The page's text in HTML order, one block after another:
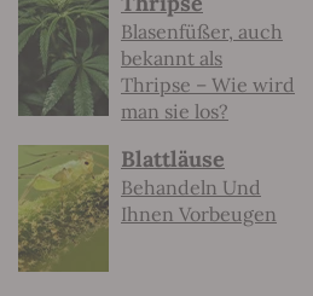
Blasenfüßer, auch
bekannt als
Thripse – Wie wird
man sie los?
Blattläuse
Behandeln Und
Ihnen Vorbeugen